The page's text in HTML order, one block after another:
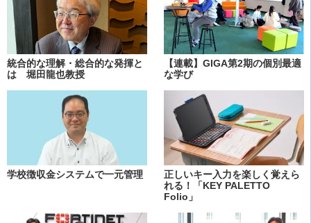
統合的な理解・総合的な発揮と
は 堀田龍也教授
【連載】GIGA第2期の個別最適
な学び
学校徴収金システムで一元管理
正しいキー入力を楽しく覚えら
れる！「KEY PALETTO
Folio」